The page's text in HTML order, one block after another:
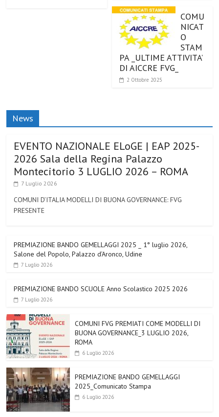
COMU
NICAT
O
STAM
PA _ULTIME ATTIVITA’
DI AICCRE FVG_
2 Ottobre 2025
News
EVENTO NAZIONALE ELoGE | EAP 2025-
2026 Sala della Regina Palazzo
Montecitorio 3 LUGLIO 2026 – ROMA
7 Luglio 2026
COMUNI D’ITALIA MODELLI DI BUONA GOVERNANCE: FVG
PRESENTE
PREMIAZIONE BANDO GEMELLAGGI 2025 _ 1° luglio 2026,
Salone del Popolo, Palazzo d’Aronco, Udine
7 Luglio 2026
PREMIAZIONE BANDO SCUOLE Anno Scolastico 2025 2026
7 Luglio 2026
COMUNI FVG PREMIATI COME MODELLI DI
BUONA GOVERNANCE_3 LUGLIO 2026,
ROMA
6 Luglio 2026
PREMIAZIONE BANDO GEMELLAGGI
2025_Comunicato Stampa
6 Luglio 2026